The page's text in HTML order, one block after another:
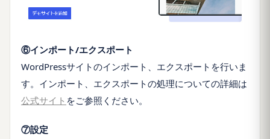
⑥インポート/エクスポート
WordPressサイトのインポート、エクスポートを行いま
す。インポート、エクスポートの処理についての詳細は
公式サイト をご参照ください。
⑦設定